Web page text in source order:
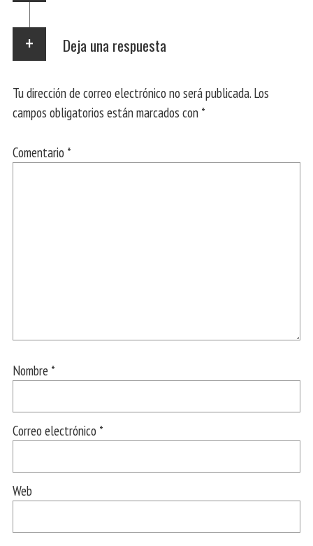
Deja una respuesta
Tu dirección de correo electrónico no será publicada. Los
campos obligatorios están marcados con *
Comentario *
Nombre *
Correo electrónico *
Web